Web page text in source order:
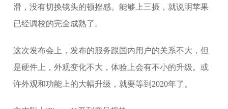
滑，没有切换镜头的顿挫感。能够上三摄，就说明苹果
已经调校的完全成熟了。
这次发布会上，发布的服务跟国内用户的关系不大，但
是硬件上，外观变化不大，体验上会有不小的升级。或
许外观和功能上的大幅升级，就要等到2020年了。